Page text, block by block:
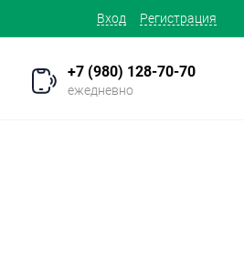
Вход Регистрация
+7 (980) 128-70-70
ежедневно